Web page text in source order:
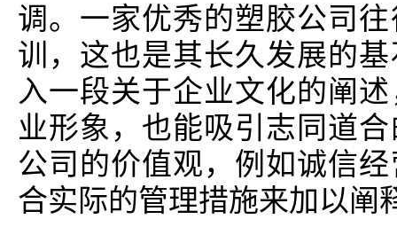
调。一家优秀的塑胶公司
训，这也是其长久发展的
入一段关于企业文化的阐
业形象，也能吸引志同道
公司的价值观，例如诚信
合实际的管理措施来加以阐